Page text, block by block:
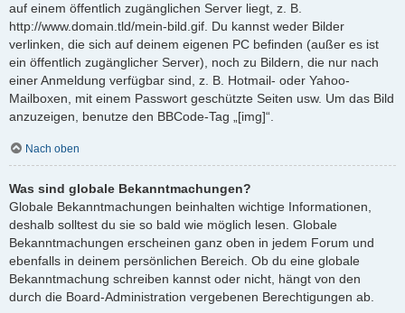
auf einem öffentlich zugänglichen Server liegt, z. B.
http://www.domain.tld/mein-bild.gif. Du kannst weder Bilder
verlinken, die sich auf deinem eigenen PC befinden (außer es ist
ein öffentlich zugänglicher Server), noch zu Bildern, die nur nach
einer Anmeldung verfügbar sind, z. B. Hotmail- oder Yahoo-
Mailboxen, mit einem Passwort geschützte Seiten usw. Um das Bild
anzuzeigen, benutze den BBCode-Tag „[img]“.
Nach oben
Was sind globale Bekanntmachungen?
Globale Bekanntmachungen beinhalten wichtige Informationen,
deshalb solltest du sie so bald wie möglich lesen. Globale
Bekanntmachungen erscheinen ganz oben in jedem Forum und
ebenfalls in deinem persönlichen Bereich. Ob du eine globale
Bekanntmachung schreiben kannst oder nicht, hängt von den
durch die Board-Administration vergebenen Berechtigungen ab.